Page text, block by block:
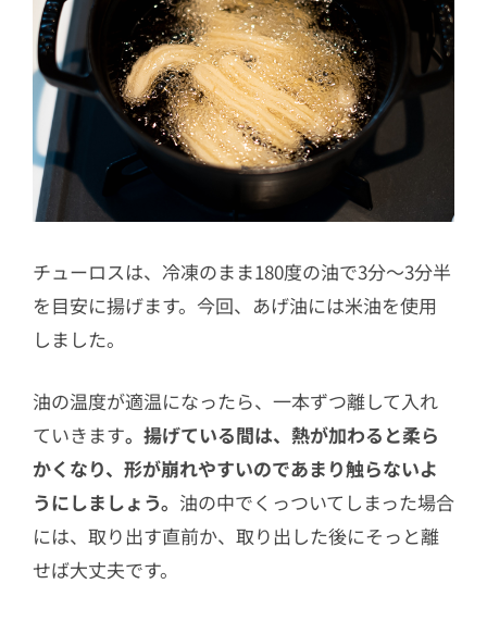
チューロスは、冷凍のまま180度の油で3分〜3分半
を目安に揚げます。今回、あげ油には米油を使用
しました。
油の温度が適温になったら、一本ずつ離して入れ
ていきます。揚げている間は、熱が加わると柔ら
かくなり、形が崩れやすいのであまり触らないよ
うにしましょう。 油の中でくっついてしまった場合
には、取り出す直前か、取り出した後にそっと離
せば大丈夫です。